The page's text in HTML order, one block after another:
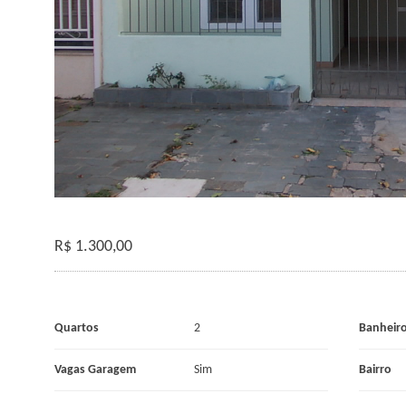
R$ 1.300,00
Quartos 2
Vagas Garagem Sim Bairro